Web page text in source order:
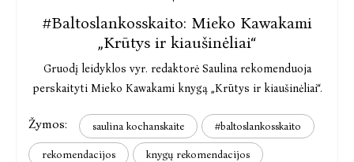
#Baltoslankosskaito: Mieko Kawakami
„Krūtys ir kiaušinėliai“
Gruodį leidyklos vyr. redaktorė Saulina rekomenduoja
perskaityti Mieko Kawakami knygą „Krūtys ir kiaušinėliai“.
Žymos: saulina kochanskaite #baltoslankosskaito
rekomendacijos knygų rekomendacijos